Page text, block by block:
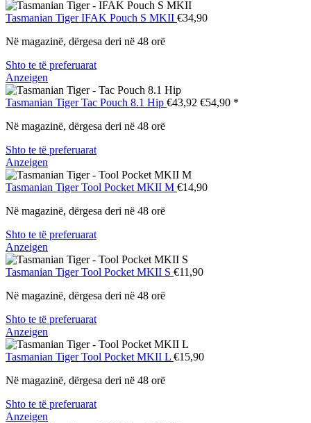
Tasmanian Tiger IFAK Pouch S MKII €34,90
Në magazinë, dërgesa deri në 48 orë
Shto te të preferuarat
Anzeigen
Tasmanian Tiger Tac Pouch 8.1 Hip €43,92 €54,90 *
Në magazinë, dërgesa deri në 48 orë
Shto te të preferuarat
Anzeigen
Tasmanian Tiger Tool Pocket MKII M €14,90
Në magazinë, dërgesa deri në 48 orë
Shto te të preferuarat
Anzeigen
Tasmanian Tiger Tool Pocket MKII S €11,90
Në magazinë, dërgesa deri në 48 orë
Shto te të preferuarat
Anzeigen
Tasmanian Tiger Tool Pocket MKII L €15,90
Në magazinë, dërgesa deri në 48 orë
Shto te të preferuarat
Anzeigen